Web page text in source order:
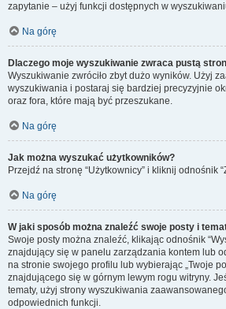
zapytanie – użyj funkcji dostępnych w
Na górę
Dlaczego moje wyszukiwanie zwraca pustą
Wyszukiwanie zwróciło zbyt dużo wyników. Użyj
wyszukiwania i postaraj się bardziej precyzyjnie
oraz fora, które mają być przeszukane.
Na górę
Jak można wyszukać użytkowników?
Przejdź na stronę “Użytkownicy” i kliknij odnośnik
Na górę
W jaki sposób można znaleźć swoje posty i
Swoje posty można znaleźć, klikając odnośnik
znajdujący się w panelu zarządzania kontem lub
na stronie swojego profilu lub wybierając „Twoje
znajdującego się w górnym lewym rogu witryny.
tematy, użyj strony wyszukiwania
odpowiednich funkcji.